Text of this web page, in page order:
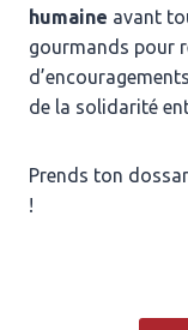
humaine avant
gourmands pour
de la solidarité
Prends ton
!